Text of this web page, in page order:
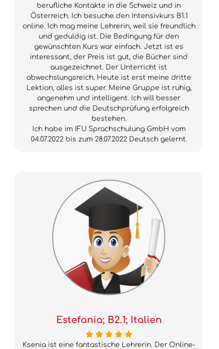
berufliche Kontakte in die Schweiz und in
Österreich. Ich besuche den Intensivkurs B1.1
online. Ich mag meine Lehrerin, weil sie freundlich
und geduldig ist. Die Bedingung für den
gewünschten Kurs war einfach. Jetzt ist es
interessant, der Preis ist gut, die Bücher sind
ausgezeichnet. Der Unterricht ist
abwechslungsreich. Heute ist erst meine dritte
Lektion, alles ist super. Meine Gruppe ist ruhig,
angenehm und intelligent. Ich will besser
sprechen und die Deutschprüfung erfolgreich
bestehen.
Ich habe im IFU Sprachschulung GmbH vom
04.07.2022 bis zum 28.07.2022 Deutsch gelernt.
Estefania; B2.1; Italien
Ksenia ist eine fantastische Lehrerin. Der Online-